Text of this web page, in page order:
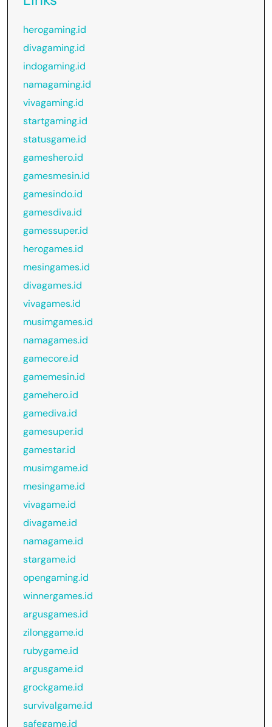
herogaming.id
divagaming.id
indogaming.id
namagaming.id
vivagaming.id
startgaming.id
statusgame.id
gameshero.id
gamesmesin.id
gamesindo.id
gamesdiva.id
gamessuper.id
herogames.id
mesingames.id
divagames.id
vivagames.id
musimgames.id
namagames.id
gamecore.id
gamemesin.id
gamehero.id
gamediva.id
gamesuper.id
gamestar.id
musimgame.id
mesingame.id
vivagame.id
divagame.id
namagame.id
stargame.id
opengaming.id
winnergames.id
argusgames.id
zilonggame.id
rubygame.id
argusgame.id
grockgame.id
survivalgame.id
safegame.id